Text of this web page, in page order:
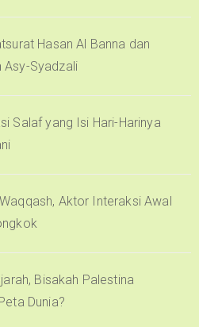
Hasan Al Banna dan
Asy-Syadzali
Salaf yang Isi Hari-Harinya
Aktor Interaksi Awal
Bisakah Palestina
Dunia?